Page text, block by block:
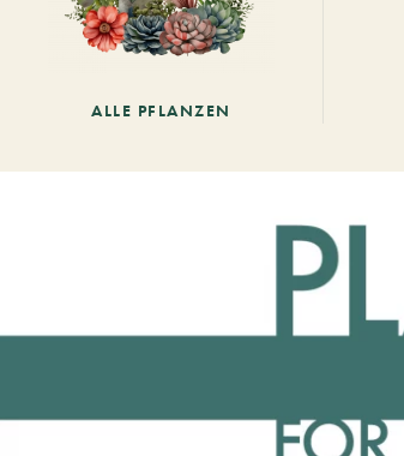
ALLE PFLANZEN